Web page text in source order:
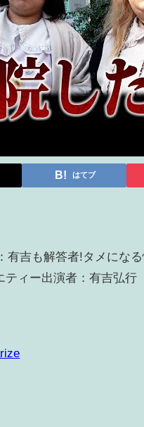
はてブ
吉も解答者!タメにな
ティー出演者：有吉